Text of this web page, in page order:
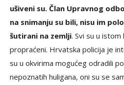
ušiveni su. Član Upravnog
na snimanju su bili, nisu im
šutirani na zemlji. Svi su u
propraćeni. Hrvatska policija je
su u okvirima mogućeg odradili
nepoznatih huligana, oni su se